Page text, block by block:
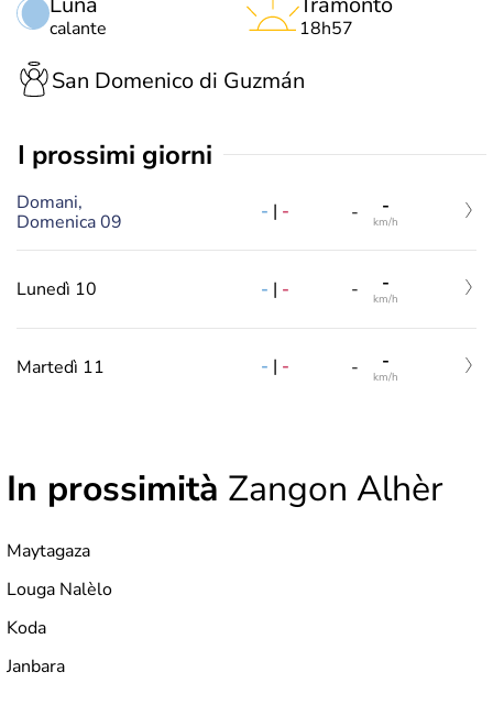
calante 18h57
San Domenico di Guzmán
i prossimi giorni
Domani,
Domenica 09
- | - - -
km/h
Lunedì 10 - | - - -
km/h
Martedì 11 - | - - -
km/h
In prossimità Zangon Alhèr
Maytagaza
Louga Nalèlo
Koda
Janbara